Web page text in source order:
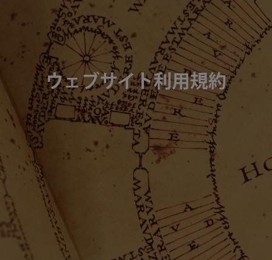
ウェブサイト利用規約